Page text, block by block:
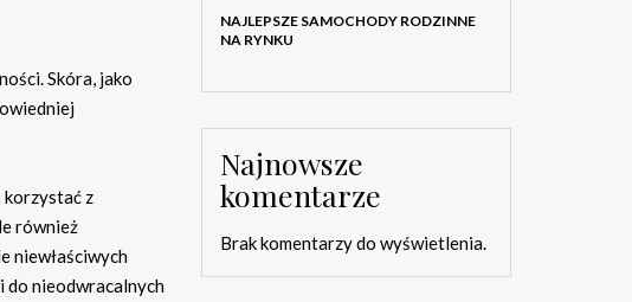
Skóra, jako
korzystać z
również
niewłaściwych
do nieodwracalnych
NAJLEPSZE SAMOCHODY RODZINNE
NA RYNKU
Najnowsze
komentarze
Brak komentarzy do wyświetlenia.